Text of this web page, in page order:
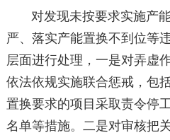
对发现未按要求实施产
严、落实产能置换不到位等
层面进行处理，一是对弄虚
依法依规实施联合惩戒，包
置换要求的项目采取责令停
名单等措施。二是对审核把